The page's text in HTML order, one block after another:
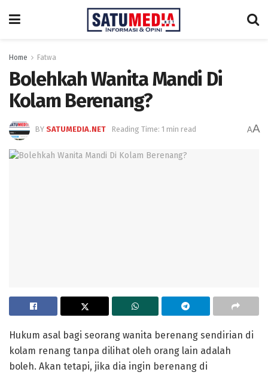
Home Fatwa
Bolehkah Wanita Mandi Di
Kolam Berenang?
BY SATUMEDIA.NET Reading Time: 1 min read AA
Hukum asal bagi seorang wanita berenang sendirian di
kolam renang tanpa dilihat oleh orang lain adalah
boleh. Akan tetapi, jika dia ingin berenang di